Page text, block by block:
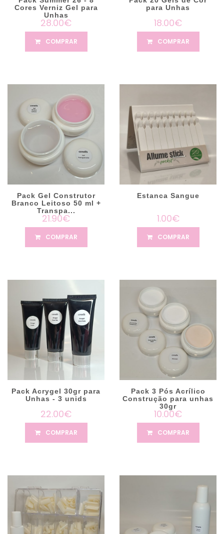
Cores Verniz Gel para
Unhas
28.00€
COMPRAR
para Unhas
18.00€
COMPRAR
Pack Gel Construtor
Branco Leitoso 50 ml +
Transpa...
21.90€
COMPRAR
Estanca Sangue
1.00€
COMPRAR
Pack Acrygel 30gr para
Unhas - 3 unids
22.00€
COMPRAR
Pack 3 Pós Acrílico
Construção para unhas
30gr
10.00€
COMPRAR